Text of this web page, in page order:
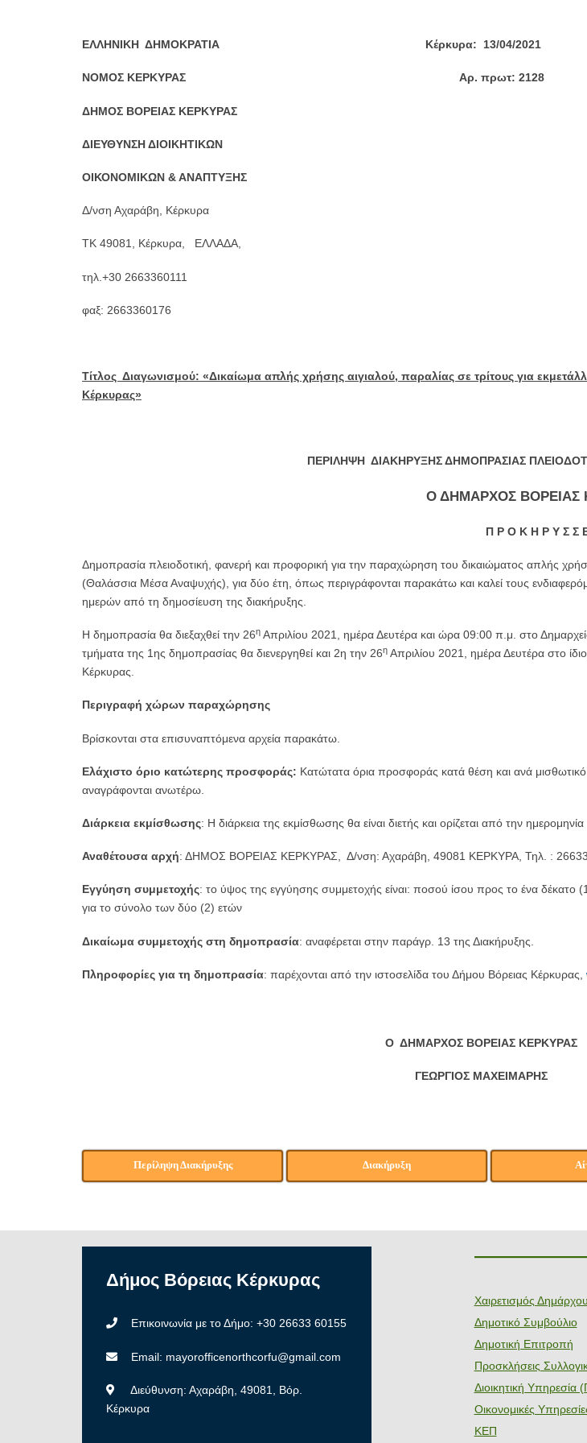
ΕΛΛΗΝΙΚΗ ΔΗΜΟΚΡΑΤΙΑ Κέρκυρα: 13/04/2021
ΝΟΜΟΣ ΚΕΡΚΥΡΑΣ Αρ. πρωτ: 2128
ΔΗΜΟΣ ΒΟΡΕΙΑΣ ΚΕΡΚΥΡΑΣ
ΔΙΕΥΘΥΝΣΗ ΔΙΟΙΚΗΤΙΚΩΝ
ΟΙΚΟΝΟΜΙΚΩΝ & ΑΝΑΠΤΥΞΗΣ
Δ/νση Αχαράβη, Κέρκυρα
TK 49081, Κέρκυρα, ΕΛΛΑΔΑ,
τηλ.+30 2663360111
φαξ: 2663360176
Τίτλος Διαγωνισμού: «Δικαίωμα απλής χρήσης αιγιαλού, παραλίας σε τρίτους για
Κέρκυρας»
ΠΕΡΙΛΗΨΗ ΔΙΑΚΗΡΥΞΗΣ ΔΗΜΟΠΡΑΣΙΑΣ
Ο ΔΗΜΑΡΧΟΣ ΒΟΡΕΙΑΣ
Π Ρ Ο Κ Η Ρ Υ Σ Σ Ε
Δημοπρασία πλειοδοτική, φανερή και προφορική για την παραχώρηση του δικαιώματος απλής
(Θαλάσσια Μέσα Αναψυχής), για δύο έτη, όπως περιγράφονται παρακάτω και καλεί τους
ημερών από τη δημοσίευση της διακήρυξης.
Η δημοπρασία θα διεξαχθεί την 26η Απριλίου 2021, ημέρα Δευτέρα και ώρα 09:00 π.μ. στο
τμήματα της 1ης δημοπρασίας θα διενεργηθεί και 2η την 26η Απριλίου 2021, ημέρα Δευτέρα στο
Κέρκυρας.
Περιγραφή χώρων παραχώρησης
Βρίσκονται στα επισυναπτόμενα αρχεία παρακάτω.
Ελάχιστο όριο κατώτερης προσφοράς: Κατώτατα όρια προσφοράς κατά θέση και ανά
αναγράφονται ανωτέρω.
Διάρκεια εκμίσθωσης: Η διάρκεια της εκμίσθωσης θα είναι διετής και ορίζεται από την
Αναθέτουσα αρχή: ΔΗΜΟΣ ΒΟΡΕΙΑΣ ΚΕΡΚΥΡΑΣ, Δ/νση: Αχαράβη, 49081 ΚΕΡΚΥΡΑ, Τηλ. : 26633-
Εγγύηση συμμετοχής: το ύψος της εγγύησης συμμετοχής είναι: ποσού ίσου προς το ένα δέκατο
για το σύνολο των δύο (2) ετών
Δικαίωμα συμμετοχής στη δημοπρασία: αναφέρεται στην παράγρ. 13 της Διακήρυξης.
Πληροφορίες για τη δημοπρασία: παρέχονται από την ιστοσελίδα του Δήμου Βόρειας Κέρκυρας,
Ο ΔΗΜΑΡΧΟΣ ΒΟΡΕΙΑΣ ΚΕΡΚΥΡΑΣ
ΓΕΩΡΓΙΟΣ ΜΑΧΕΙΜΑΡΗΣ
Περίληψη Διακήρυξης Διακήρυξη
Δήμος Βόρειας Κέρκυρας
Επικοινωνία με το Δήμο: +30 26633 60155
Email: mayorofficenorthcorfu@gmail.com
Διεύθυνση: Αχαράβη, 49081, Βόρ.
Κέρκυρα
Χαιρετισμός Δημάρχου
Δημοτικό Συμβούλιο
Δημοτική Επιτροπή
Προσκλήσεις
Διοικητική Υπηρεσία
Οικονομικές
ΚΕΠ